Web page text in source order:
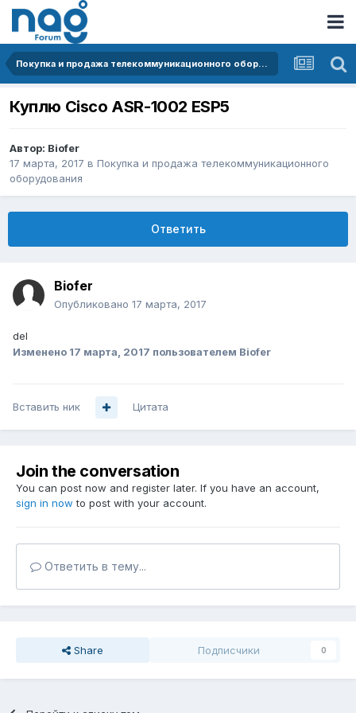
Покупка и продажа телекоммуникационного оборудования
Куплю Cisco ASR-1002 ESP5
Автор: Biofer
17 марта, 2017 в Покупка и продажа телекоммуникационного
оборудования
Ответить
Biofer
Опубликовано 17 марта, 2017
del
Изменено 17 марта, 2017 пользователем Biofer
Вставить ник Цитата
Join the conversation
You can post now and register later. If you have an account,
sign in now to post with your account.
Ответить в тему...
Share Подписчики 0